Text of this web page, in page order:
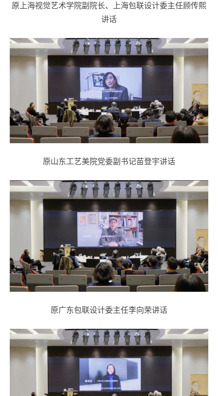
原上海视觉艺术学院副院长、上海包联设计委主任顾传熙
讲话
原山东工艺美院党委副书记苗登宇讲话
原广东包联设计委主任李向荣讲话